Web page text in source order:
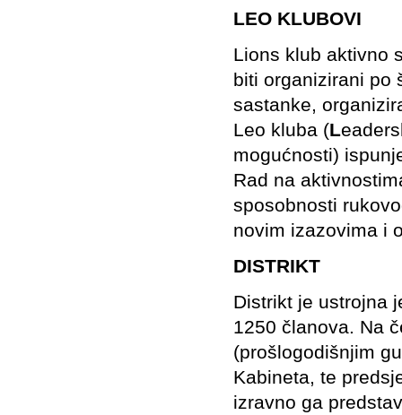
LEO KLUBOVI
Lions klub aktivno
biti organizirani po
sastanke,
Leo kluba (L
mogućnosti)
Rad na
sposobnosti
novim izazovima i
DISTRIKT
Distrikt je ustrojna
1250 članova. Na
(prošlogodišnjim
Kabineta, te
izravno ga